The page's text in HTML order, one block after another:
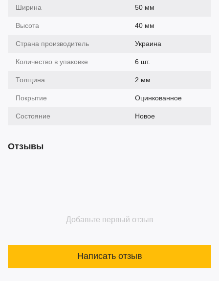
Ширина 50 мм
Высота 40 мм
Страна производитель Украина
Количество в упаковке 6 шт.
Толщина 2 мм
Покрытие Оцинкованное
Состояние Новое
Отзывы
Добавьте первый отзыв
Написать отзыв